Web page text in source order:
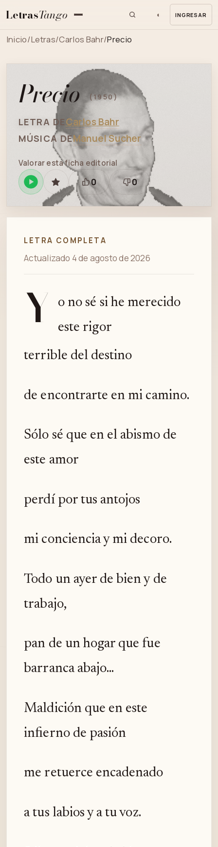
LetrasTango ◐ INGRESAR
Inicio/Letras/Carlos Bahr/Precio
Precio (1950)
LETRA DECarlos Bahr
MÚSICA DEManuel Sucher
Reproducir
GUARDAR
Valorar esta ficha editorial
Está
bien
0
Necesita
revisión
0
LETRA COMPLETA
Actualizado 4 de agosto de 2026
Y
o no sé si he merecido
este rigor
terrible del destino
de encontrarte en mi camino.
Sólo sé que en el abismo de
este amor
perdí por tus antojos
mi conciencia y mi decoro.
Todo un ayer de bien y de
trabajo,
pan de un hogar que fue
barranca abajo...
Maldición que en este
infierno de pasión
me retuerce encadenado
a tus labios y a tu voz.